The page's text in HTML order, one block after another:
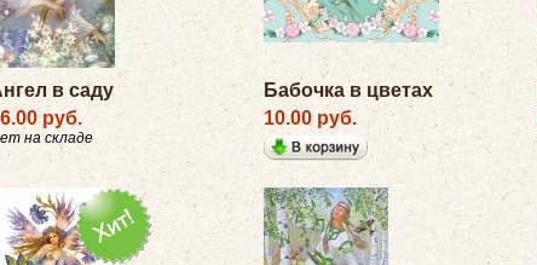
в саду
руб.
на складе
Бабочка в цветах
10.00 руб.